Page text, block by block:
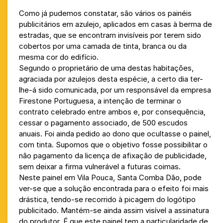
Como já pudemos constatar, são vários os painéis
publicitários em azulejo, aplicados em casas à berma de
estradas, que se encontram invisíveis por terem sido
cobertos por uma camada de tinta, branca ou da
mesma cor do edifício.
Segundo o proprietário de uma destas habitações,
agraciada por azulejos desta espécie, a certo dia ter-
lhe-á sido comunicada, por um responsável da empresa
Firestone Portuguesa, a intenção de terminar o
contrato celebrado entre ambos e, por consequência,
cessar o pagamento associado, de 500 escudos
anuais. Foi ainda pedido ao dono que ocultasse o painel,
com tinta. Supomos que o objetivo fosse possibilitar o
não pagamento da licença de afixação de publicidade,
sem deixar a firma vulnerável a futuras coimas.
Neste painel em Vila Pouca, Santa Comba Dão, pode
ver-se que a solução encontrada para o efeito foi mais
drástica, tendo-se recorrido à picagem do logótipo
publicitado. Mantém-se ainda assim visível a assinatura
do produtor. É que este painel tem a particularidade de